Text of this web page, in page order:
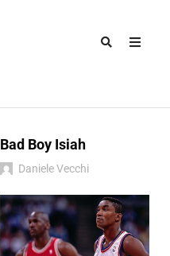
Bad Boy Isiah
Daniele Vecchi